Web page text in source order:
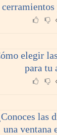
cerramientos
elegir
para tu
las
una ventana